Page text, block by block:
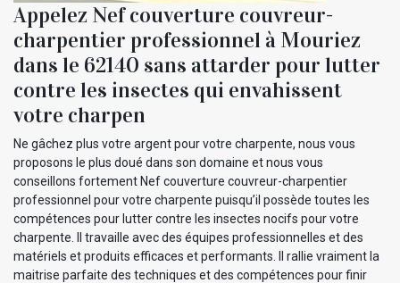
Appelez Nef couverture couvreur-
charpentier professionnel à Mouriez
dans le 62140 sans attarder pour lutter
contre les insectes qui envahissent
votre charpen
Ne gâchez plus votre argent pour votre charpente, nous vous
proposons le plus doué dans son domaine et nous vous
conseillons fortement Nef couverture couvreur-charpentier
professionnel pour votre charpente puisqu’il possède toutes les
compétences pour lutter contre les insectes nocifs pour votre
charpente. Il travaille avec des équipes professionnelles et des
matériels et produits efficaces et performants. Il rallie vraiment la
maitrise parfaite des techniques et des compétences pour finir